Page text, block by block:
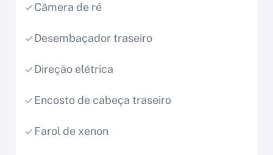
Câmera de ré
Desembaçador traseiro
Direção elétrica
Encosto de cabeça traseiro
Farol de xenon